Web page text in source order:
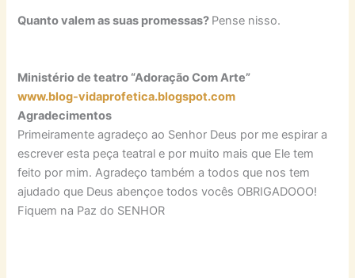
Quanto valem as suas promessas? Pense nisso.
Ministério de teatro “Adoração Com Arte”
www.blog-vidaprofetica.blogspot.com
Agradecimentos
Primeiramente agradeço ao Senhor Deus por me espirar a
escrever esta peça teatral e por muito mais que Ele tem
feito por mim. Agradeço também a todos que nos tem
ajudado que Deus abençoe todos vocês OBRIGADOOO!
Fiquem na Paz do SENHOR